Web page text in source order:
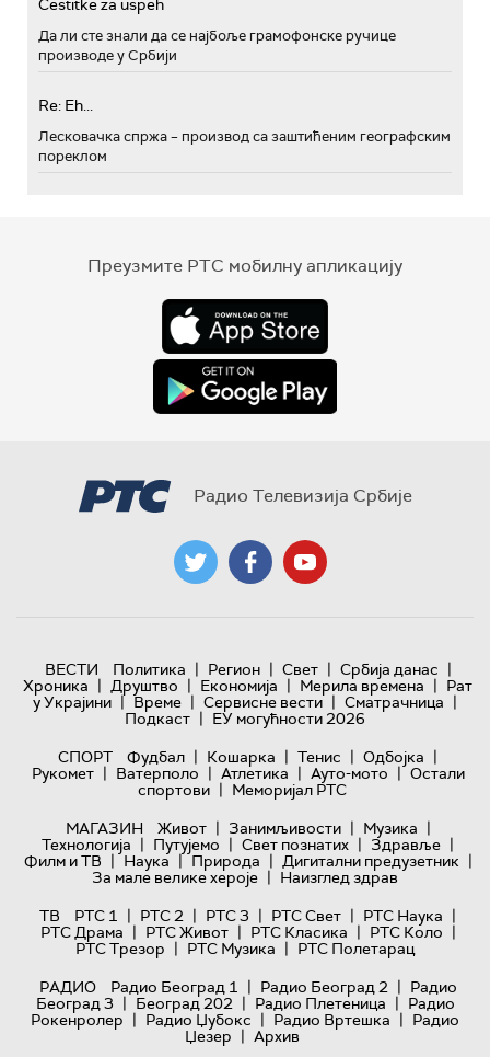
Cestitke za uspeh
Да ли сте знали да се најбоље грамофонске ручице
производе у Србији
Re: Eh...
Лесковачка спржа – производ са заштићеним географским
пореклом
Преузмите РТС мобилну апликацију
Радио Телевизија Србије
ВЕСТИ Политика | Регион | Свет | Србија данас |
Хроника | Друштво | Економија | Мерила времена | Рат
у Украјини | Време | Сервисне вести | Сматрачница |
Подкаст | ЕУ могућности 2026
СПОРТ
Фудбал | Кошарка | Тенис | Одбојка |
Рукомет | Ватерполо | Атлетика | Ауто-мото | Остали
спортови | Меморијал РТС
МАГАЗИН
Живот | Занимљивости | Музика |
Технологијa | Путујемо | Свет познатих | Здравље |
Филм и ТВ | Наука | Природа | Дигитални предузетник |
За мале велике хероје | Наизглед здрав
ТВ
РТС 1 | РТС 2 | РТС 3 | РТС Свет | РТС Наука |
РТС Драма | РТС Живот | РТС Класика | РТС Коло |
РТС Трезор | РТС Музика | РТС Полетарац
РАДИО
Радио Београд 1 | Радио Београд 2 | Радио
Београд 3 | Београд 202 | Радио Плетеница | Радио
Рокенролер | Радио Џубокс | Радио Вртешка | Радио
Џезер | Архив